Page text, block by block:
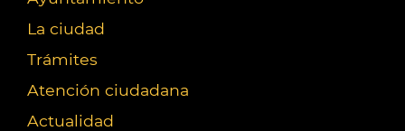
La ciudad
Trámites
Atención ciudadana
Actualidad